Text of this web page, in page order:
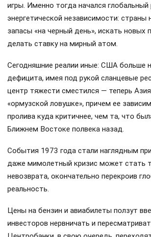
игры. Именно тогда начался глобальный
энергетической независимости: страны
запасы «на черный день», искать новых
делать ставку на мирный атом.
Сегодняшние реалии иные: США больше
дефицита, имея под рукой сланцевые
центр тяжести сместился — теперь
«ормузской ловушке», причем ее
пролива куда критичнее, чем та, что
Ближнем Востоке полвека назад.
События 1973 года стали наглядным
даже мимолетный кризис может стать
невозврата, окончательно перекроив
реальность.
Цены на бензин и авиабилеты ползут
инвесторов нервничать и